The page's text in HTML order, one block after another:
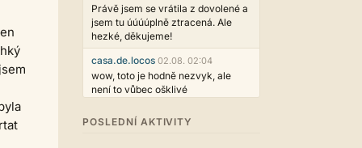
Právě jsem se vrátila z dovolené a
jsem tu úúúúplně ztracená. Ale
hezké, děkujeme!
casa.de.locos 02.08. 02:04
wow, toto je hodně nezvyk, ale
není to vůbec ošklivé
Jarda468
Už i počet přečtení jde vidět,
POSLEDNÍ AKTIVITY